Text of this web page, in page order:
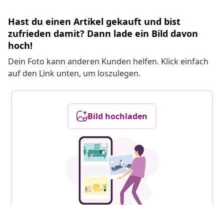
Hast du einen Artikel gekauft und bist
zufrieden damit? Dann lade ein Bild davon
hoch!
Dein Foto kann anderen Kunden helfen. Klick einfach
auf den Link unten, um loszulegen.
Bild hochladen